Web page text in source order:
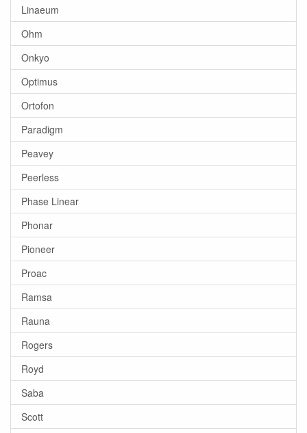
Linaeum
Ohm
Onkyo
Optimus
Ortofon
Paradigm
Peavey
Peerless
Phase Linear
Phonar
Pioneer
Proac
Ramsa
Rauna
Rogers
Royd
Saba
Scott